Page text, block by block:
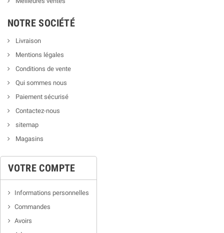
NOTRE SOCIÉTÉ
Livraison
Mentions légales
Conditions de vente
Qui sommes nous
Paiement sécurisé
Contactez-nous
sitemap
Magasins
VOTRE COMPTE
Informations personnelles
Commandes
Avoirs